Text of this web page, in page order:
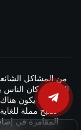
من المشاكل
الماضي، كان الناس
الرائع ألا يكون
تصبح مملة
المقامرة في